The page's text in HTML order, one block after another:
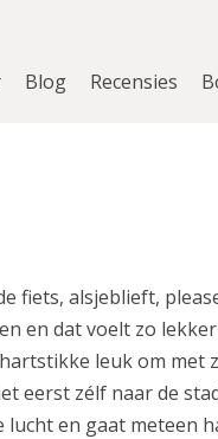
Blog Recensies
fiets, alsjeblieft,
en dat voelt zo
leuk om met
eerst zélf naar de
en gaat meteen